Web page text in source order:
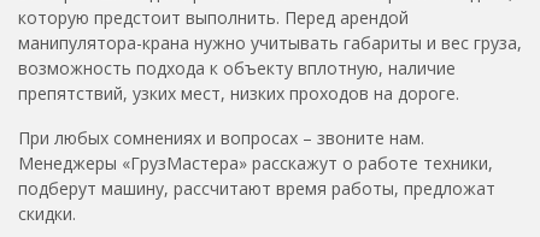
которую предстоит выполнить. Перед арендой
манипулятора-крана нужно учитывать габариты и вес груза,
возможность подхода к объекту вплотную, наличие
препятствий, узких мест, низких проходов на дороге.
При любых сомнениях и вопросах – звоните нам.
Менеджеры «ГрузМастера» расскажут о работе техники,
подберут машину, рассчитают время работы, предложат
скидки.